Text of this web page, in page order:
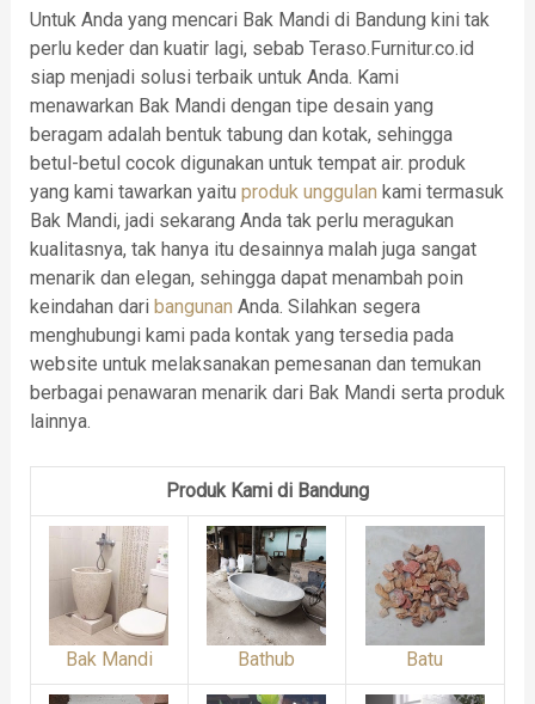
Untuk Anda yang mencari Bak Mandi di Bandung kini tak
perlu keder dan kuatir lagi, sebab Teraso.Furnitur.co.id
siap menjadi solusi terbaik untuk Anda. Kami
menawarkan Bak Mandi dengan tipe desain yang
beragam adalah bentuk tabung dan kotak, sehingga
betul-betul cocok digunakan untuk tempat air. produk
yang kami tawarkan yaitu produk unggulan kami termasuk
Bak Mandi, jadi sekarang Anda tak perlu meragukan
kualitasnya, tak hanya itu desainnya malah juga sangat
menarik dan elegan, sehingga dapat menambah poin
keindahan dari bangunan Anda. Silahkan segera
menghubungi kami pada kontak yang tersedia pada
website untuk melaksanakan pemesanan dan temukan
berbagai penawaran menarik dari Bak Mandi serta produk
lainnya.
Produk Kami di Bandung
Bak Mandi Bathub Batu